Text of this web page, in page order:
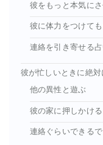
彼をもっと本気に
彼に体力をつけても
連絡を引き寄せる
彼が忙しいときに絶
他の異性と遊ぶ
彼の家に押しかける
連絡ぐらいできる